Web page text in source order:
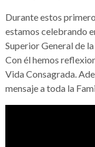
Durante estos
estamos celebrando
Superior General de
Con él hemos
Vida Consagrada.
mensaje a toda la